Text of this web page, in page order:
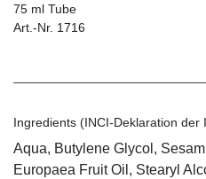
75 ml Tube
Art.-Nr. 1716
Ingredients (INCI-Deklaration der
Aqua, Butylene Glycol,
Europaea Fruit Oil, Stearyl